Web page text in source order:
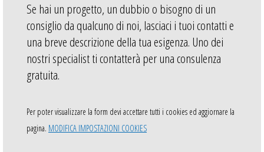
Se hai un progetto, un dubbio o bisogno di un
consiglio da qualcuno di noi, lasciaci i tuoi contatti e
una breve descrizione della tua esigenza. Uno dei
nostri specialist ti contatterà per una consulenza
gratuita.
Per poter visualizzare la form devi accettare tutti i cookies ed aggiornare la
pagina. MODIFICA IMPOSTAZIONI COOKIES